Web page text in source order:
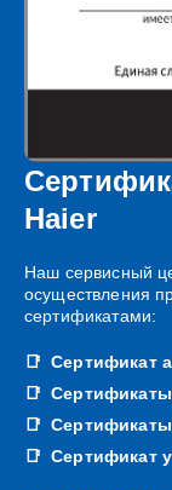
Haier
Наш сервисный
осуществления
сертификатами:
Сертификат
Сертификат